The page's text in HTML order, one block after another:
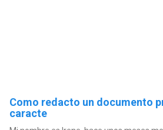
Como redacto un documento
caracte